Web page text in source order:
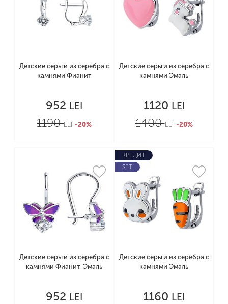
Детские серьги из серебра с
камнями Фианит
952 LEI
1190LEI -20%
Детские серьги из серебра с
камнями Эмаль
1120 LEI
1400LEI -20%
Детские серьги из серебра с
камнями Фианит, Эмаль
952 LEI
КРЕДИТ
SET
Детские серьги из серебра с
камнями Эмаль
1160 LEI